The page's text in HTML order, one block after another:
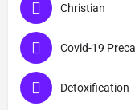
Christian
Covid-19
Detoxification